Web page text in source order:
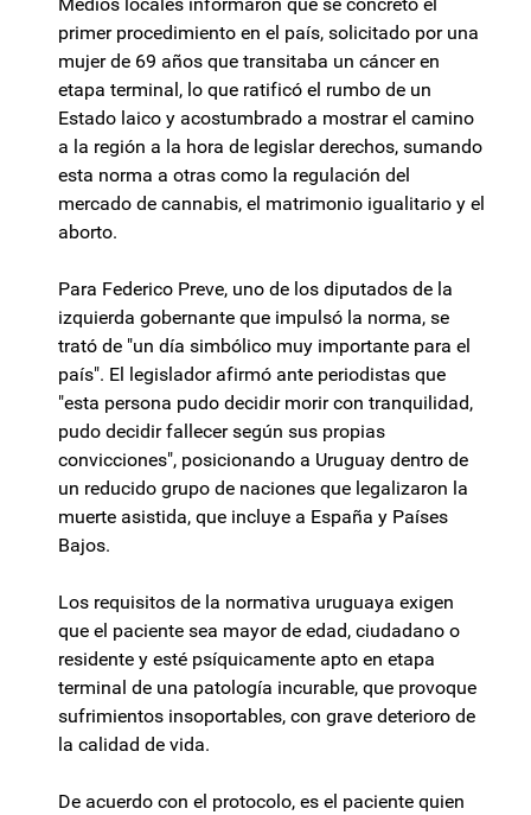
primer procedimiento en el país, solicitado por una
mujer de 69 años que transitaba un cáncer en
etapa terminal, lo que ratificó el rumbo de un
Estado laico y acostumbrado a mostrar el camino
a la región a la hora de legislar derechos, sumando
esta norma a otras como la regulación del
mercado de cannabis, el matrimonio igualitario y el
aborto.
Para Federico Preve, uno de los diputados de la
izquierda gobernante que impulsó la norma, se
trató de "un día simbólico muy importante para el
país". El legislador afirmó ante periodistas que
"esta persona pudo decidir morir con tranquilidad,
pudo decidir fallecer según sus propias
convicciones", posicionando a Uruguay dentro de
un reducido grupo de naciones que legalizaron la
muerte asistida, que incluye a España y Países
Bajos.
Los requisitos de la normativa uruguaya exigen
que el paciente sea mayor de edad, ciudadano o
residente y esté psíquicamente apto en etapa
terminal de una patología incurable, que provoque
sufrimientos insoportables, con grave deterioro de
la calidad de vida.
De acuerdo con el protocolo, es el paciente quien